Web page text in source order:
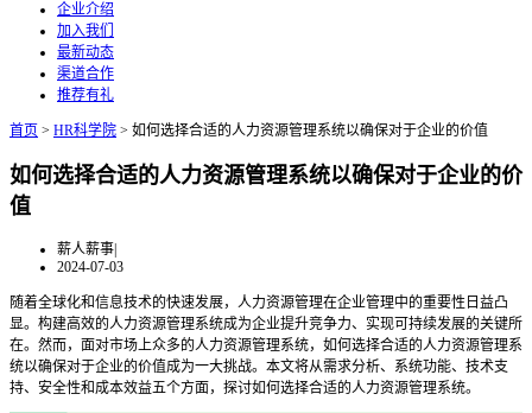
企业介绍
加入我们
最新动态
渠道合作
推荐有礼
首页 > HR科学院 > 如何选择合适的人力资源管理系统以确保对于企业的价值
如何选择合适的人力资源管理系统以确保对于企业的价
值
薪人薪事|
2024-07-03
随着全球化和信息技术的快速发展，人力资源管理在企业管理中的重要性日益凸
显。构建高效的人力资源管理系统成为企业提升竞争力、实现可持续发展的关键所
在。然而，面对市场上众多的人力资源管理系统，如何选择合适的人力资源管理系
统以确保对于企业的价值成为一大挑战。本文将从需求分析、系统功能、技术支
持、安全性和成本效益五个方面，探讨如何选择合适的人力资源管理系统。